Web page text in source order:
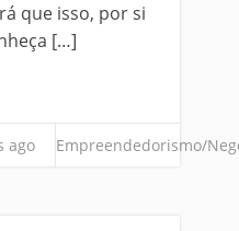
que isso, por si
[…]
ago Empreendedorismo/